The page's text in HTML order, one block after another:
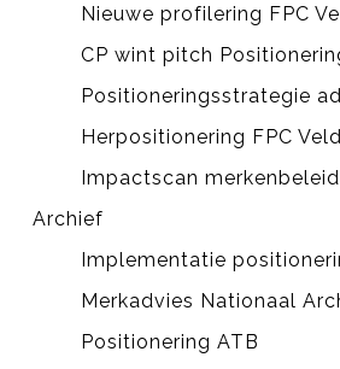
Nieuwe profilering FPC
CP wint pitch
Positioneringsstrategie
Herpositionering FPC
Impactscan
Archief
Implementatie
Merkadvies Nationaal
Positionering ATB